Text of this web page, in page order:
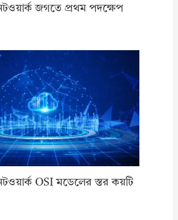
জগতে প্রথম পদক্ষেপ
OSI মডেলের স্তর কয়টি